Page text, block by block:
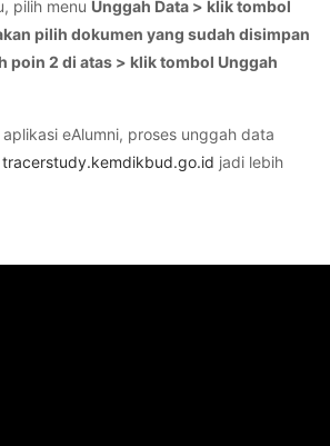
pilih menu Unggah Data > klik tombol
pilih dokumen yang sudah disimpan
poin 2 di atas > klik tombol Unggah
eAlumni, proses unggah data
tracerstudy.kemdikbud.go.id jadi lebih